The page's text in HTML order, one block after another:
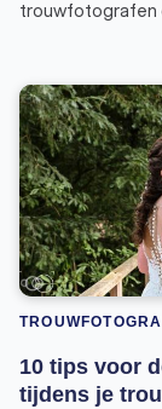
trouwfotografen
10 tips voor
tijdens je